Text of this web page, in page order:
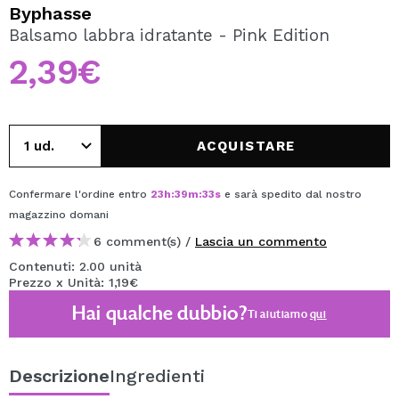
Creando un account su Maquibeauty.it potrai fare i tuoi
acquisti velocemente, controllare lo stato dei tuoi ordini e
consultare le tue operazioni precedenti.
CREARE UN ACCOUNT
Byphasse
Balsamo labbra idratante - Pink Edition
2,39€
ACQUISTARE
Confermare l'ordine entro 23h:39m:33s e sarà spedito dal nostro
magazzino domani
6 comment(s) / Lascia un commento
Contenuti: 2.00 unità
Prezzo x Unità: 1,19€
Hai qualche dubbio?Ti aiutiamoqui
DescrizioneIngredienti